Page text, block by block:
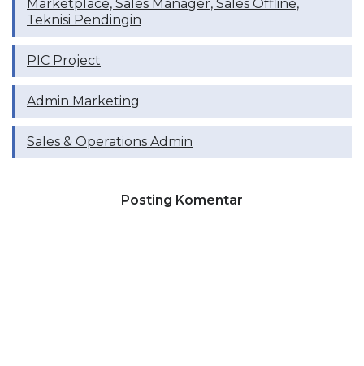
Marketplace, Sales Manager, Sales Offline,
Teknisi Pendingin
PIC Project
Admin Marketing
Sales & Operations Admin
Posting Komentar